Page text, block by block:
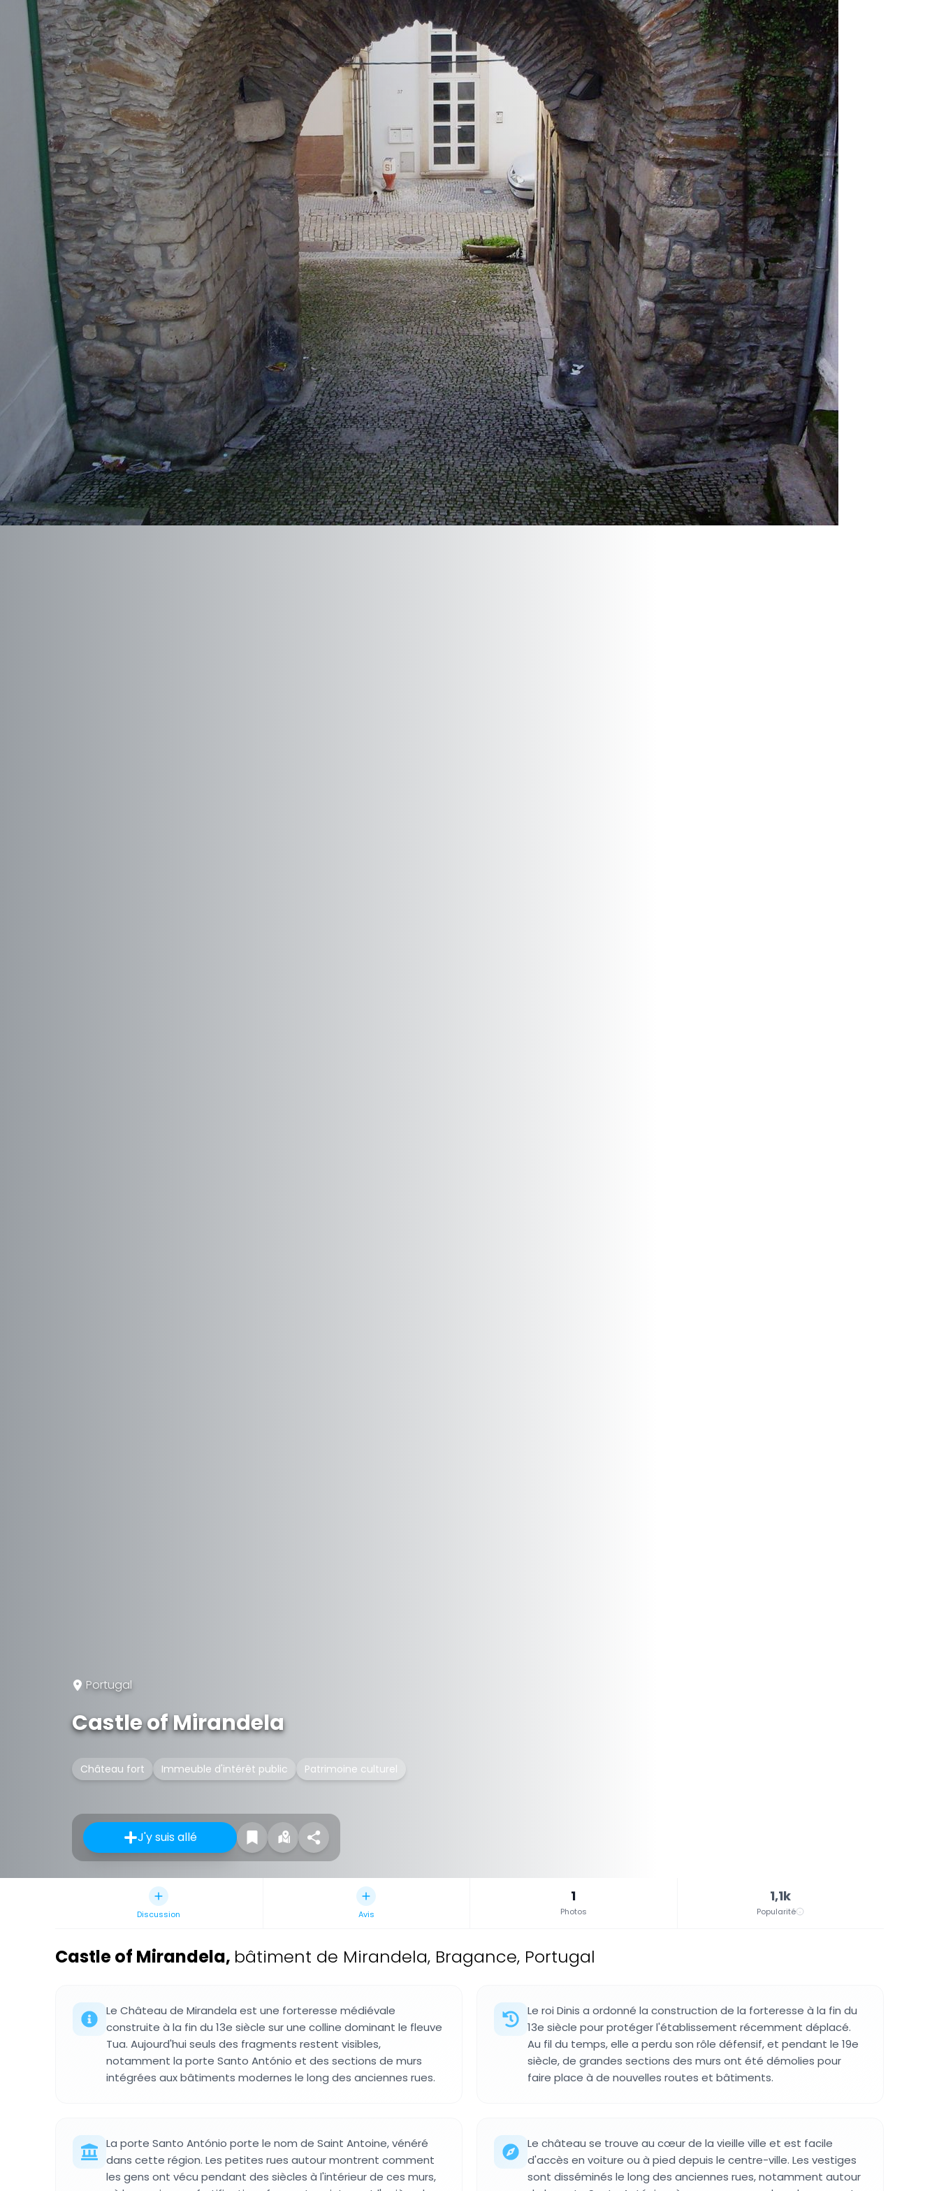
Portugal
Castle of Mirandela
Château fort Immeuble d'intérêt public Patrimoine culturel
J'y suis allé
Discussion Avis
1
Photos
1,1k
Popularité
Castle of Mirandela, bâtiment de Mirandela, Bragance, Portugal
Le Château de Mirandela est une forteresse médiévale
construite à la fin du 13e siècle sur une colline dominant le fleuve
Tua. Aujourd'hui seuls des fragments restent visibles,
notamment la porte Santo António et des sections de murs
intégrées aux bâtiments modernes le long des anciennes rues.
Le roi Dinis a ordonné la construction de la forteresse à la fin du
13e siècle pour protéger l'établissement récemment déplacé.
Au fil du temps, elle a perdu son rôle défensif, et pendant le 19e
siècle, de grandes sections des murs ont été démolies pour
faire place à de nouvelles routes et bâtiments.
La porte Santo António porte le nom de Saint Antoine, vénéré
dans cette région. Les petites rues autour montrent comment
les gens ont vécu pendant des siècles à l'intérieur de ces murs,
Le château se trouve au cœur de la vieille ville et est facile
d'accès en voiture ou à pied depuis le centre-ville. Les vestiges
sont disséminés le long des anciennes rues, notamment autour